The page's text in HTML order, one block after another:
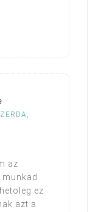
az
ez
azt a